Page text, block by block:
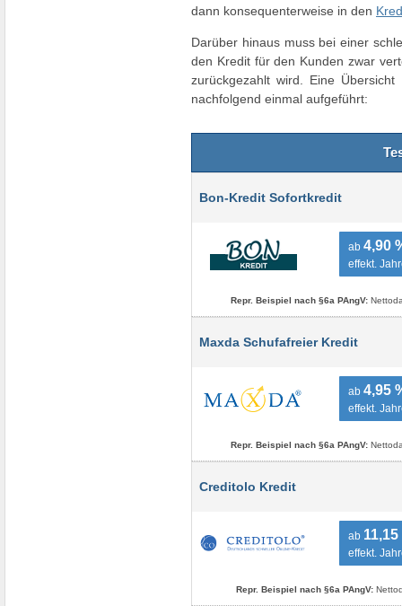
dann konsequenterweise in den
Darüber hinaus muss bei einer
den Kredit für den Kunden zwar
zurückgezahlt wird. Eine
nachfolgend einmal aufgeführt:
Bon-Kredit Sofortkredit
ab 4,90
effekt.
Repr. Beispiel nach §6a PAngV:
Maxda Schufafreier Kredit
ab 4,95
effekt.
Repr. Beispiel nach §6a PAngV:
Creditolo Kredit
ab 11,15
effekt.
Repr. Beispiel nach §6a PAngV: